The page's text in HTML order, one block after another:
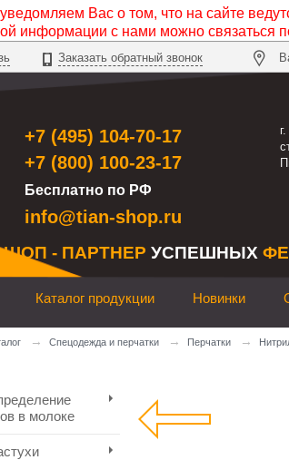
Вас о том, что на сайте
информации с нами можно связаться
Заказать обратный звонок
+7 (495) 104-70-17
+7 (800) 100-23-17
Бесплатно по РФ
info@tian-shop.ru
ШОП - ПАРТНЕР УСПЕШНЫХ
Каталог продукции Новинки
→ Спецодежда и перчатки → Перчатки →
в молоке